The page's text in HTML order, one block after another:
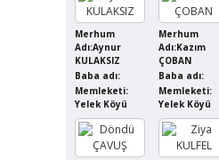
Merhum
Adı:Aynur
KULAKSIZ
Baba adı:
Memleketi:
Yelek Köyü
Merhum
Adı:Kazım
ÇOBAN
Baba adı:
Memleketi:
Yelek Köyü